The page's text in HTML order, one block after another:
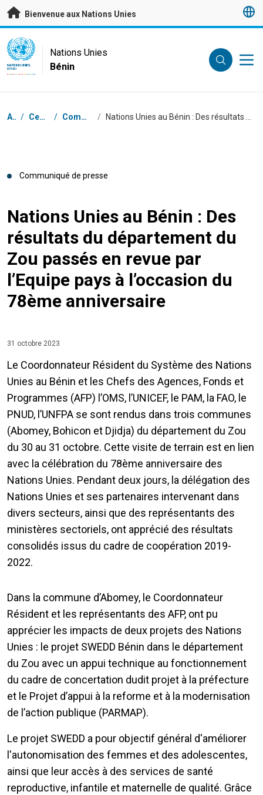
Passer au contenu principal
Bienvenue aux Nations Unies
UN Logo
NATIONS UNIES
BÉNIN
Nations Unies
Bénin
Fil d'Ariane
Accueil / Centre de presse / Communiqués de presse /
Communiqué de presse
Nations Unies au Bénin : Des
résultats du département du
Zou passés en revue par
l’Equipe pays à l’occasion du
78ème anniversaire
31 octobre 2023
Le Coordonnateur Résident du Système des Nations
Unies au Bénin et les Chefs des Agences, Fonds et
Programmes (AFP) l’OMS, l’UNICEF, le PAM, la FAO, le
PNUD, l’UNFPA se sont rendus dans trois communes
(Abomey, Bohicon et Djidja) du département du Zou
du 30 au 31 octobre. Cette visite de terrain est en lien
avec la célébration du 78ème anniversaire des
Nations Unies. Pendant deux jours, la délégation des
Nations Unies et ses partenaires intervenant dans
divers secteurs, ainsi que des représentants des
ministères sectoriels, ont apprécié des résultats
consolidés issus du cadre de coopération 2019-
2022.
Dans la commune d’Abomey, le Coordonnateur
Résident et les représentants des AFP, ont pu
apprécier les impacts de deux projets des Nations
Unies : le projet SWEDD Bénin dans le département
du Zou avec un appui technique au fonctionnement
du cadre de concertation dudit projet à la préfecture
et le Projet d’appui à la reforme et à la modernisation
de l’action publique (PARMAP).
Le projet SWEDD a pour objectif général d'améliorer
l'autonomisation des femmes et des adolescentes,
ainsi que leur accès à des services de santé
reproductive, infantile et maternelle de qualité. Grâce